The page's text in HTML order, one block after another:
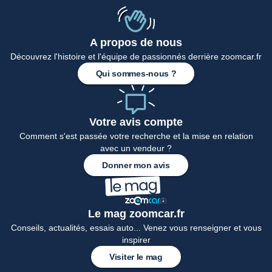
A propos de nous
Découvrez l'histoire et l'équipe de passionnés derrière zoomcar.fr
Qui sommes-nous ?
Votre avis compte
Comment s'est passée votre recherche et la mise en relation
avec un vendeur ?
Donner mon avis
Le mag zoomcar.fr
Conseils, actualités, essais auto... Venez vous renseigner et vous
inspirer
Visiter le mag